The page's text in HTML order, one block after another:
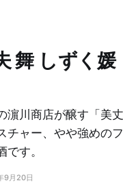
舞 しずく媛
濵川商店が醸す「美
チャー、やや強めの
す。
9月20日